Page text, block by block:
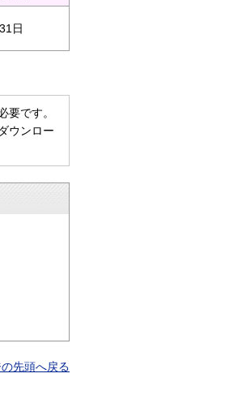
日
要です。
ウンロー
先頭へ戻る